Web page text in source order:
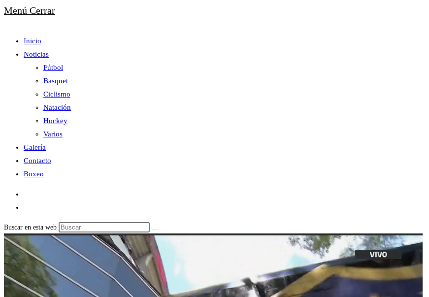
Menú Cerrar
Inicio
Noticias
Fútbol
Basquet
Ciclismo
Natación
Hockey
Varios
Galería
Contacto
Boxeo
Buscar en esta web